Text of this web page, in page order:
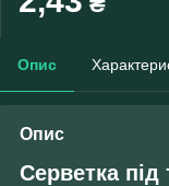
Опис
Опис
Серветка під